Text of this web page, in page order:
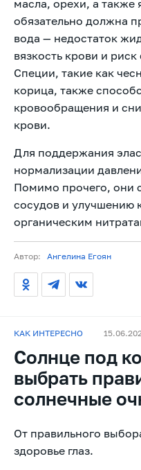
масла, орехи, а
обязательно должна
вода — недостаток
вязкость крови и
Специи, такие как
корица, также
кровообращения и
крови.
Для поддержания
нормализации
Помимо прочего, они
сосудов и улучшению
органическим
Автор: Ангелина Егоян
КАК ИНТЕРЕСНО
Солнце под
выбрать
солнечные
От правильного
здоровье глаз.